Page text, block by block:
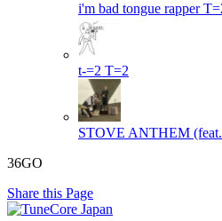
i'm bad tongue rapper
t-=2 T=2
STOVE ANTHEM
36GO
Share this Page